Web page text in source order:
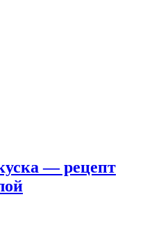
— рецепт